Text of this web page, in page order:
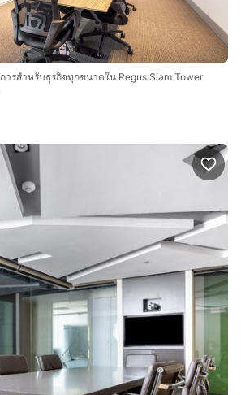
รสำหรับธุรกิจทุกขนาดใน Regus Siam Tower